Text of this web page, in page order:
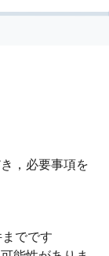
，必要事項を
でです